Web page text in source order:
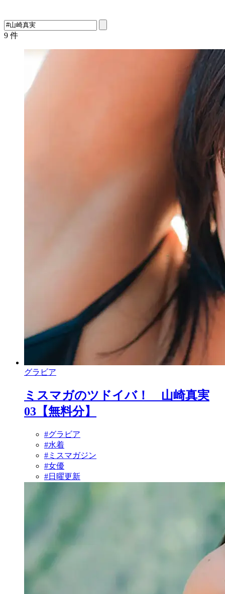
9 件
グラビア
ミスマガのツドイバ！ 山崎真実
03【無料分】
#グラビア
#水着
#ミスマガジン
#女優
#日曜更新